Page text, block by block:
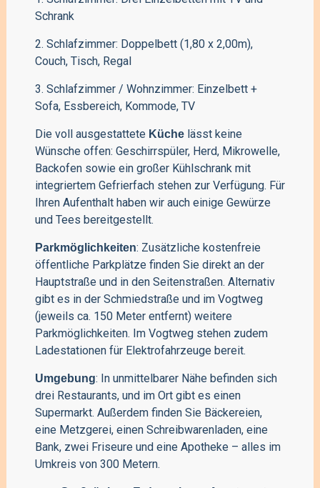
Schrank
2. Schlafzimmer: Doppelbett (1,80 x 2,00m),
Couch, Tisch, Regal
3. Schlafzimmer / Wohnzimmer: Einzelbett +
Sofa, Essbereich, Kommode, TV
Die voll ausgestattete Küchelässt keine
Wünsche offen: Geschirrspüler, Herd, Mikrowelle,
Backofen sowie ein großer Kühlschrank mit
integriertem Gefrierfach stehen zur Verfügung. Für
Ihren Aufenthalt haben wir auch einige Gewürze
und Tees bereitgestellt.
Parkmöglichkeiten: Zusätzliche kostenfreie
öffentliche Parkplätze finden Sie direkt an der
Hauptstraße und in den Seitenstraßen. Alternativ
gibt es in der Schmiedstraße und im Vogtweg
(jeweils ca. 150 Meter entfernt) weitere
Parkmöglichkeiten. Im Vogtweg stehen zudem
Ladestationen für Elektrofahrzeuge bereit.
Umgebung: In unmittelbarer Nähe befinden sich
drei Restaurants, und im Ort gibt es einen
Supermarkt. Außerdem finden Sie Bäckereien,
eine Metzgerei, einen Schreibwarenladen, eine
Bank, zwei Friseure und eine Apotheke – alles im
Umkreis von 300 Metern.